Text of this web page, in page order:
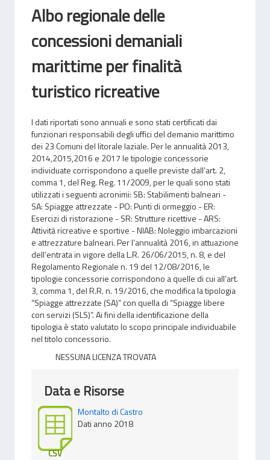
Albo regionale delle
concessioni demaniali
marittime per finalità
turistico ricreative
I dati riportati sono annuali e sono stati certificati dai
funzionari responsabili degli uffici del demanio marittimo
dei 23 Comuni del litorale laziale. Per le annualità 2013,
2014,2015,2016 e 2017 le tipologie concessorie
individuate corrispondono a quelle previste dall’art. 2,
comma 1, del Reg. Reg. 11/2009, per le quali sono stati
utilizzati i seguenti acronimi: SB: Stabilimenti balneari -
SA: Spiagge attrezzate - PO: Punti di ormeggio - ER:
Esercizi di ristorazione - SR: Strutture ricettive - ARS:
Attività ricreative e sportive - NIAB: Noleggio imbarcazioni
e attrezzature balneari. Per l’annualità 2016, in attuazione
dell’entrata in vigore della L.R. 26/06/2015, n. 8, e del
Regolamento Regionale n. 19 del 12/08/2016, le
tipologie concessorie corrispondono a quelle di cui all’art.
3, comma 1, del R.R. n. 19/2016, che modifica la tipologia
“Spiagge attrezzate (SA)” con quella di “Spiagge libere
con servizi (SLS)”. Ai fini della identificazione della
tipologia è stato valutato lo scopo principale individuabile
nel titolo concessorio.
NESSUNA LICENZA TROVATA
Data e Risorse
CSV
Montalto di Castro
Dati anno 2018